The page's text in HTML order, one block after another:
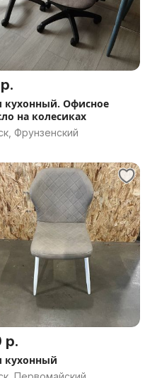
кухонный. Офисное
на колесиках
Фрунзенский
р.
кухонный